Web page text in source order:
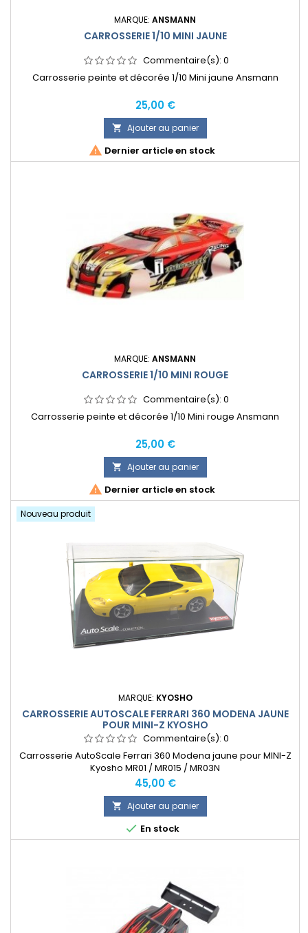
MARQUE: ANSMANN
CARROSSERIE 1/10 MINI JAUNE
Commentaire(s): 0
Carrosserie peinte et décorée 1/10 Mini jaune Ansmann
Prix
25,00 €
 Ajouter au panier
 Dernier article en stock
MARQUE: ANSMANN
CARROSSERIE 1/10 MINI ROUGE
Commentaire(s): 0
Carrosserie peinte et décorée 1/10 Mini rouge Ansmann
Prix
25,00 €
 Ajouter au panier
 Dernier article en stock
Nouveau produit
MARQUE: KYOSHO
CARROSSERIE AUTOSCALE FERRARI 360 MODENA JAUNE
POUR MINI-Z KYOSHO
Commentaire(s): 0
Carrosserie AutoScale Ferrari 360 Modena jaune pour MINI-Z
Kyosho MR01 / MR015 / MR03N
Prix
45,00 €
 Ajouter au panier
 En stock